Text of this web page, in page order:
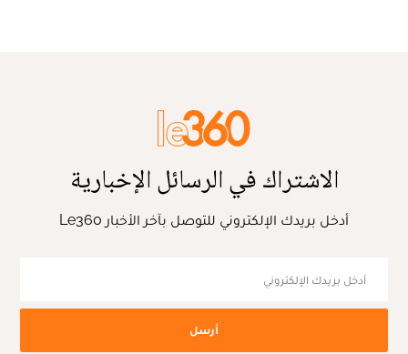
الاشتراك في الرسائل الإخبارية
أدخل بريدك الإلكتروني للتوصل بآخر الأخبار Le360
أرسل